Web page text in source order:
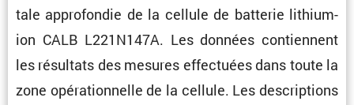
tale appro­fondie de la cellule de batterie lithium-
ion CALB L221N147A. Les données contiennent
les résul­tats des mesures effec­tuées dans toute la
zone opéra­tion­nelle de la cellule. Les descrip­tions